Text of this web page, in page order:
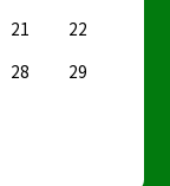
21
22
28
29